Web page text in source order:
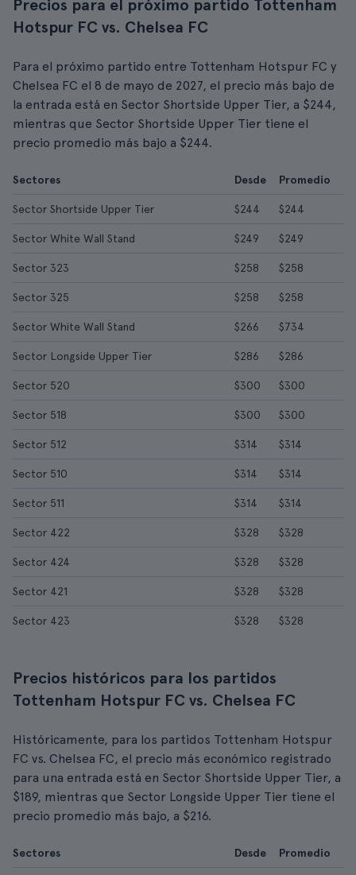
Precios para el próximo partido Tottenham
Hotspur FC vs. Chelsea FC
Para el próximo partido entre Tottenham Hotspur FC y
Chelsea FC el 8 de mayo de 2027, el precio más bajo de
la entrada está en Sector Shortside Upper Tier, a $244,
mientras que Sector Shortside Upper Tier tiene el
precio promedio más bajo a $244.
Sectores Desde Promedio
Sector Shortside Upper Tier $244 $244
Sector White Wall Stand $249 $249
Sector 323 $258 $258
Sector 325 $258 $258
Sector White Wall Stand $266 $734
Sector Longside Upper Tier $286 $286
Sector 520 $300 $300
Sector 518 $300 $300
Sector 512 $314 $314
Sector 510 $314 $314
Sector 511 $314 $314
Sector 422 $328 $328
Sector 424 $328 $328
Sector 421 $328 $328
Sector 423 $328 $328
Precios históricos para los partidos
Tottenham Hotspur FC vs. Chelsea FC
Históricamente, para los partidos Tottenham Hotspur
FC vs. Chelsea FC, el precio más económico registrado
para una entrada está en Sector Shortside Upper Tier, a
$189, mientras que Sector Longside Upper Tier tiene el
precio promedio más bajo, a $216.
Sectores Desde Promedio